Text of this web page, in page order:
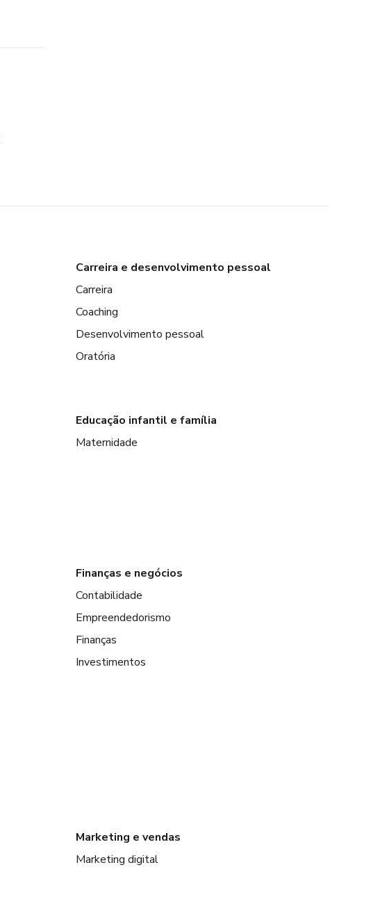
Carreira e desenvolvimento pessoal
Carreira
Coaching
Desenvolvimento pessoal
Oratória
Educação infantil e família
Maternidade
Finanças e negócios
Contabilidade
Empreendedorismo
Finanças
Investimentos
Marketing e vendas
Marketing digital